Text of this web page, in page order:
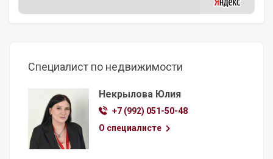
Специалист по недвижимости
Некрылова Юлия
+7 (992) 051-50-48
О специалисте